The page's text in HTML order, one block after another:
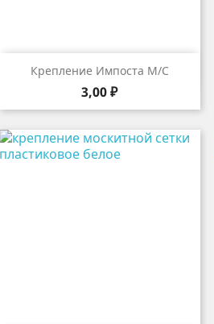
Крепление Импоста М/с
Цена
3,00 ₽
 Быстрый просмотр